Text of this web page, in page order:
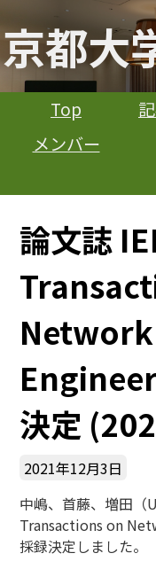
京都大
Top
メンバー
論文誌
決定
2021年12月3日
中嶋、首藤、増田（
Transactions on
採録決定しました。